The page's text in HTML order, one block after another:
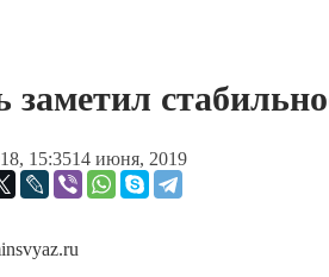
заметил
15:3514 июня, 2019